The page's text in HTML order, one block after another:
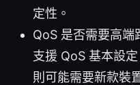
定性。
QoS 是否需要高端
支援 QoS 基本設
則可能需要新款裝